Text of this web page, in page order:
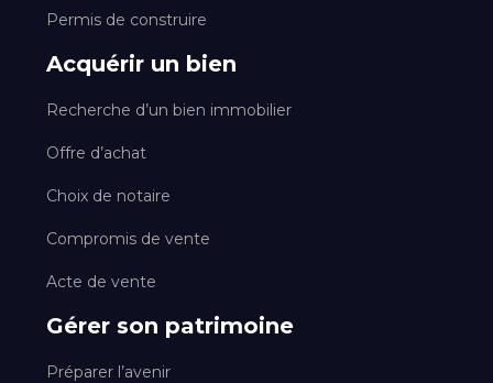
Permis de construire
Acquérir un bien
Recherche d’un bien immobilier
Offre d’achat
Choix de notaire
Compromis de vente
Acte de vente
Gérer son patrimoine
Préparer l’avenir